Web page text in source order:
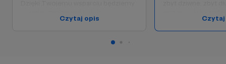
spektakle, rozwijać się i dostarczać
Czytaj opis